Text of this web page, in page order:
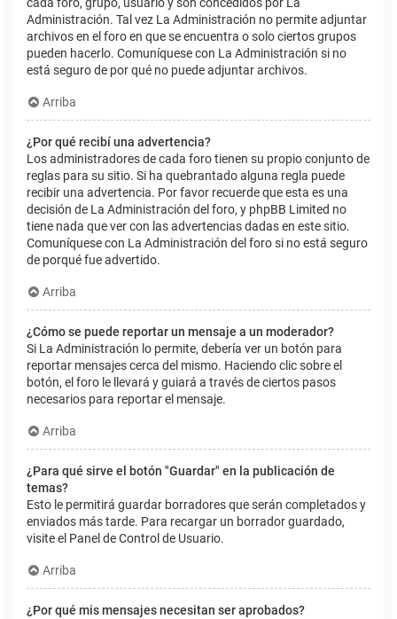
cada foro, grupo, usuario y son concedidos por La
Administración. Tal vez La Administración no permite adjuntar
archivos en el foro en que se encuentra o solo ciertos grupos
pueden hacerlo. Comuníquese con La Administración si no
está seguro de por qué no puede adjuntar archivos.
Arriba
¿Por qué recibí una advertencia?
Los administradores de cada foro tienen su propio conjunto de
reglas para su sitio. Si ha quebrantado alguna regla puede
recibir una advertencia. Por favor recuerde que esta es una
decisión de La Administración del foro, y phpBB Limited no
tiene nada que ver con las advertencias dadas en este sitio.
Comuníquese con La Administración del foro si no está seguro
de porqué fue advertido.
Arriba
¿Cómo se puede reportar un mensaje a un moderador?
Si La Administración lo permite, debería ver un botón para
reportar mensajes cerca del mismo. Haciendo clic sobre el
botón, el foro le llevará y guiará a través de ciertos pasos
necesarios para reportar el mensaje.
Arriba
¿Para qué sirve el botón "Guardar" en la publicación de
temas?
Esto le permitirá guardar borradores que serán completados y
enviados más tarde. Para recargar un borrador guardado,
visite el Panel de Control de Usuario.
Arriba
¿Por qué mis mensajes necesitan ser aprobados?